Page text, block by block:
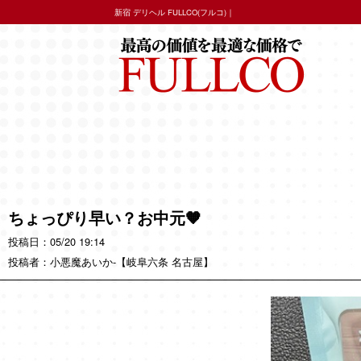
新宿 デリヘル FULLCO(フルコ)｜
ちょっぴり早い？お中元🧡
05/20 19:14
小悪魔あいか-【岐阜六条 名古屋】